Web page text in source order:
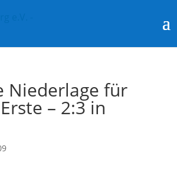
Niederlage für
– 2:3 in